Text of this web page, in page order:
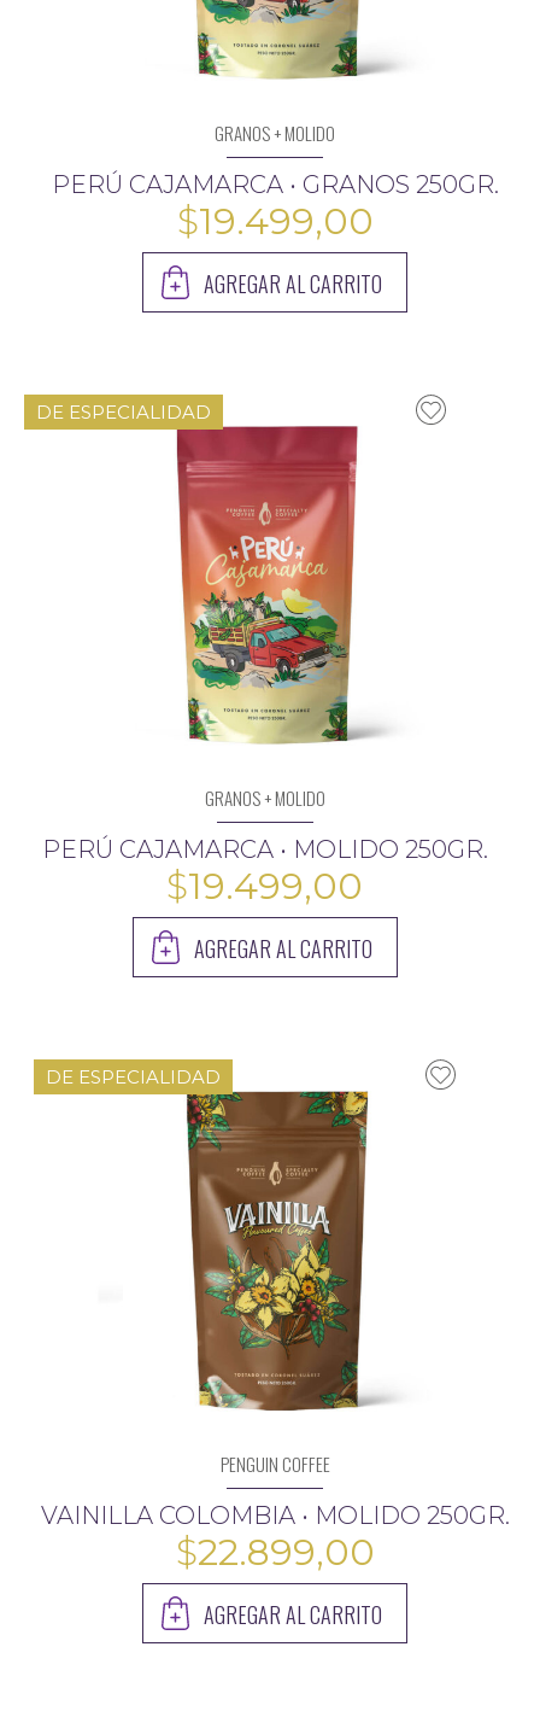
GRANOS + MOLIDO
PERÚ CAJAMARCA • GRANOS 250GR.
$19.499,00
AGREGAR AL CARRITO
DE ESPECIALIDAD
GRANOS + MOLIDO
PERÚ CAJAMARCA • MOLIDO 250GR.
$19.499,00
AGREGAR AL CARRITO
DE ESPECIALIDAD
PENGUIN COFFEE
VAINILLA COLOMBIA • MOLIDO 250GR.
$22.899,00
AGREGAR AL CARRITO